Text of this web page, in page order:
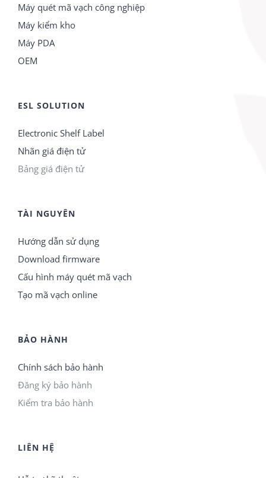
Máy quét mã vạch công nghiệp
Máy kiểm kho
Máy PDA
OEM
ESL SOLUTION
Electronic Shelf Label
Nhãn giá điện tử
Bảng giá điện tử
TÀI NGUYÊN
Hướng dẫn sử dụng
Download firmware
Cấu hình máy quét mã vạch
Tạo mã vạch online
BẢO HÀNH
Chính sách bảo hành
Đăng ký bảo hành
Kiểm tra bảo hành
LIÊN HỆ